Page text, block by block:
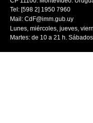
Tel: [598 2] 1950 7960
Mail: CdF@imm.gub.uy
Lunes, miércoles, jueves,
Martes: de 10 a 21 h.